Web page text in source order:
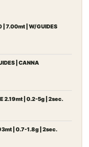
| 7.00mt | W/GUIDES
| CANNA
2.19mt | 0.2-5g | 2sec.
| 0.7-1.8g | 2sec.